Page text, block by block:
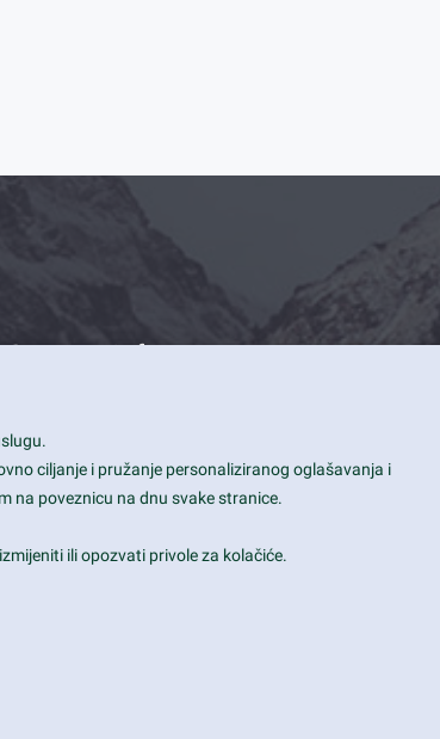
Contact Info
View, CA 94043
+1 650-253-0000
Daily: 9:00 am - 6:00 pm
ciljanje i pružanje personaliziranog oglašavanja i
na poveznicu na dnu svake stranice.
ili opozvati privole za kolačiće.